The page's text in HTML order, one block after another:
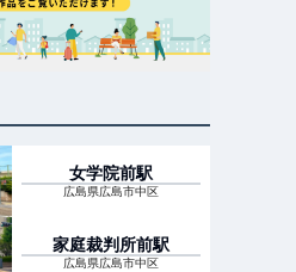
女学院前駅
広島県広島市中区
家庭裁判所前駅
広島県広島市中区